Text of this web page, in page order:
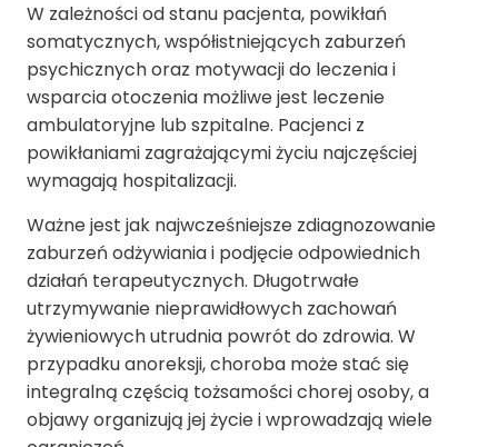
W zależności od stanu pacjenta, powikłań
somatycznych, współistniejących zaburzeń
psychicznych oraz motywacji do leczenia i
wsparcia otoczenia możliwe jest leczenie
ambulatoryjne lub szpitalne. Pacjenci z
powikłaniami zagrażającymi życiu najczęściej
wymagają hospitalizacji.
Ważne jest jak najwcześniejsze zdiagnozowanie
zaburzeń odżywiania i podjęcie odpowiednich
działań terapeutycznych. Długotrwałe
utrzymywanie nieprawidłowych zachowań
żywieniowych utrudnia powrót do zdrowia. W
przypadku anoreksji, choroba może stać się
integralną częścią tożsamości chorej osoby, a
objawy organizują jej życie i wprowadzają wiele